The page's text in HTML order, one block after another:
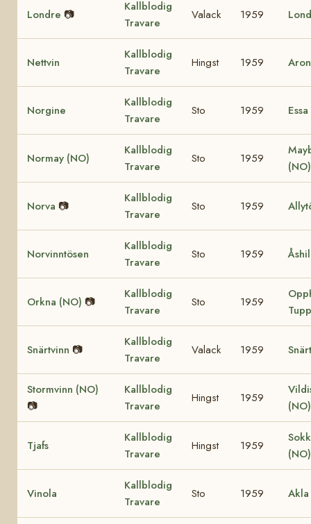
Londre 📷
Kallblodig
Travare
Valack 1959
Nettvin
Kallblodig
Travare
Hingst 1959
Norgine
Kallblodig
Travare
Sto 1959 Essa
Normay (NO)
Kallblodig
Travare
Sto 1959
(NO)
Norva 📷
Kallblodig
Travare
Sto 1959
Norvinntösen
Kallblodig
Travare
Sto 1959
Orkna (NO) 📷
Kallblodig
Travare
Sto 1959
Snärtvinn 📷
Kallblodig
Travare
Valack 1959
Stormvinn (NO)
📷
Kallblodig
Travare
Hingst 1959
(NO)
Tjafs
Kallblodig
Travare
Hingst 1959
(NO)
Vinola
Kallblodig
Travare
Sto 1959 Akla